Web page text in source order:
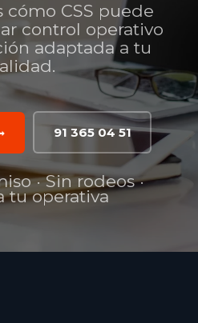
cómo CSS puede
control operativo
adaptada a tu
91 365 04 51
· Sin rodeos ·
tu operativa